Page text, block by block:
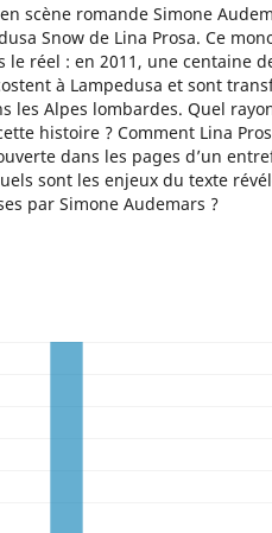
scène romande Simone
Snow de Lina Prosa. Ce
le réel : en 2011, une centaine
à Lampedusa et sont
les Alpes lombardes. Quel
histoire ? Comment Lina
dans les pages d’un
sont les enjeux du texte
par Simone Audemars ?